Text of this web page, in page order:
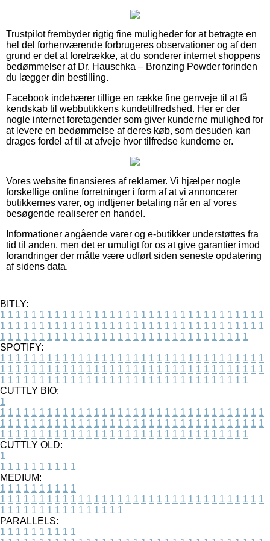
Trustpilot frembyder rigtig fine muligheder for at betragte en
hel del forhenværende forbrugeres observationer og af den
grund er det at foretrække, at du sonderer internet shoppens
bedømmelser af Dr. Hauschka – Bronzing Powder forinden
du lægger din bestilling.
Facebook indebærer tillige en række fine genveje til at få
kendskab til webbutikkens kundetilfredshed. Her er der
nogle internet foretagender som giver kunderne mulighed for
at levere en bedømmelse af deres køb, som desuden kan
drages fordel af til at afveje hvor tilfredse kunderne er.
Vores website finansieres af reklamer. Vi hjælper nogle
forskellige online forretninger i form af at vi annoncerer
butikkernes varer, og indtjener betaling når en af vores
besøgende realiserer en handel.
Informationer angående varer og e-butikker understøttes fra
tid til anden, men det er umuligt for os at give garantier imod
forandringer der måtte være udført siden seneste opdatering
af sidens data.
BITLY:
1 1 1 1 1 1 1 1 1 1 1 1 1 1 1 1 1 1 1 1 1 1 1 1 1 1 1 1 1 1 1 1 1 1
1 1 1 1 1 1 1 1 1 1 1 1 1 1 1 1 1 1 1 1 1 1 1 1 1 1 1 1 1 1 1 1 1 1
1 1 1 1 1 1 1 1 1 1 1 1 1 1 1 1 1 1 1 1 1 1 1 1 1 1 1 1 1 1 1 1
SPOTIFY:
1 1 1 1 1 1 1 1 1 1 1 1 1 1 1 1 1 1 1 1 1 1 1 1 1 1 1 1 1 1 1 1 1 1
1 1 1 1 1 1 1 1 1 1 1 1 1 1 1 1 1 1 1 1 1 1 1 1 1 1 1 1 1 1 1 1 1 1
1 1 1 1 1 1 1 1 1 1 1 1 1 1 1 1 1 1 1 1 1 1 1 1 1 1 1 1 1 1 1 1
CUTTLY BIO:
1
1 1 1 1 1 1 1 1 1 1 1 1 1 1 1 1 1 1 1 1 1 1 1 1 1 1 1 1 1 1 1 1 1 1
1 1 1 1 1 1 1 1 1 1 1 1 1 1 1 1 1 1 1 1 1 1 1 1 1 1 1 1 1 1 1 1 1 1
1 1 1 1 1 1 1 1 1 1 1 1 1 1 1 1 1 1 1 1 1 1 1 1 1 1 1 1 1 1 1 1
CUTTLY OLD:
1
1 1 1 1 1 1 1 1 1 1
MEDIUM:
1 1 1 1 1 1 1 1 1 1
1 1 1 1 1 1 1 1 1 1 1 1 1 1 1 1 1 1 1 1 1 1 1 1 1 1 1 1 1 1 1 1 1 1
1 1 1 1 1 1 1 1 1 1 1 1 1 1 1 1
PARALLELS:
1 1 1 1 1 1 1 1 1 1